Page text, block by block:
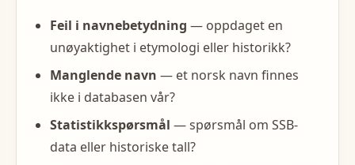
Feil i navnebetydning — oppdaget en
unøyaktighet i etymologi eller historikk?
Manglende navn — et norsk navn finnes
ikke i databasen vår?
Statistikkspørsmål — spørsmål om SSB-
data eller historiske tall?